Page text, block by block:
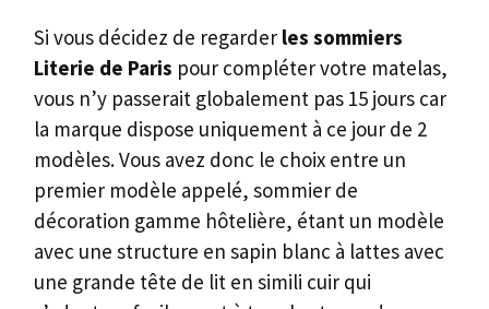
Si vous décidez de regarder les sommiers
Literie de Paris pour compléter votre matelas,
vous n’y passerait globalement pas 15 jours car
la marque dispose uniquement à ce jour de 2
modèles. Vous avez donc le choix entre un
premier modèle appelé, sommier de
décoration gamme hôtelière, étant un modèle
avec une structure en sapin blanc à lattes avec
une grande tête de lit en simili cuir qui